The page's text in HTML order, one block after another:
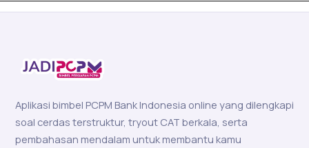
Aplikasi bimbel PCPM Bank Indonesia online yang dilengkapi
soal cerdas terstruktur, tryout CAT berkala, serta
pembahasan mendalam untuk membantu kamu